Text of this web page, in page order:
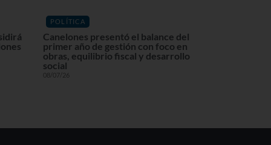
POLÍTICA
Canelones presentó el balance del
primer año de gestión con foco en
obras, equilibrio fiscal y desarrollo
social
08/07/26